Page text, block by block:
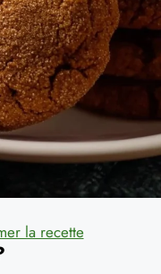
la recette